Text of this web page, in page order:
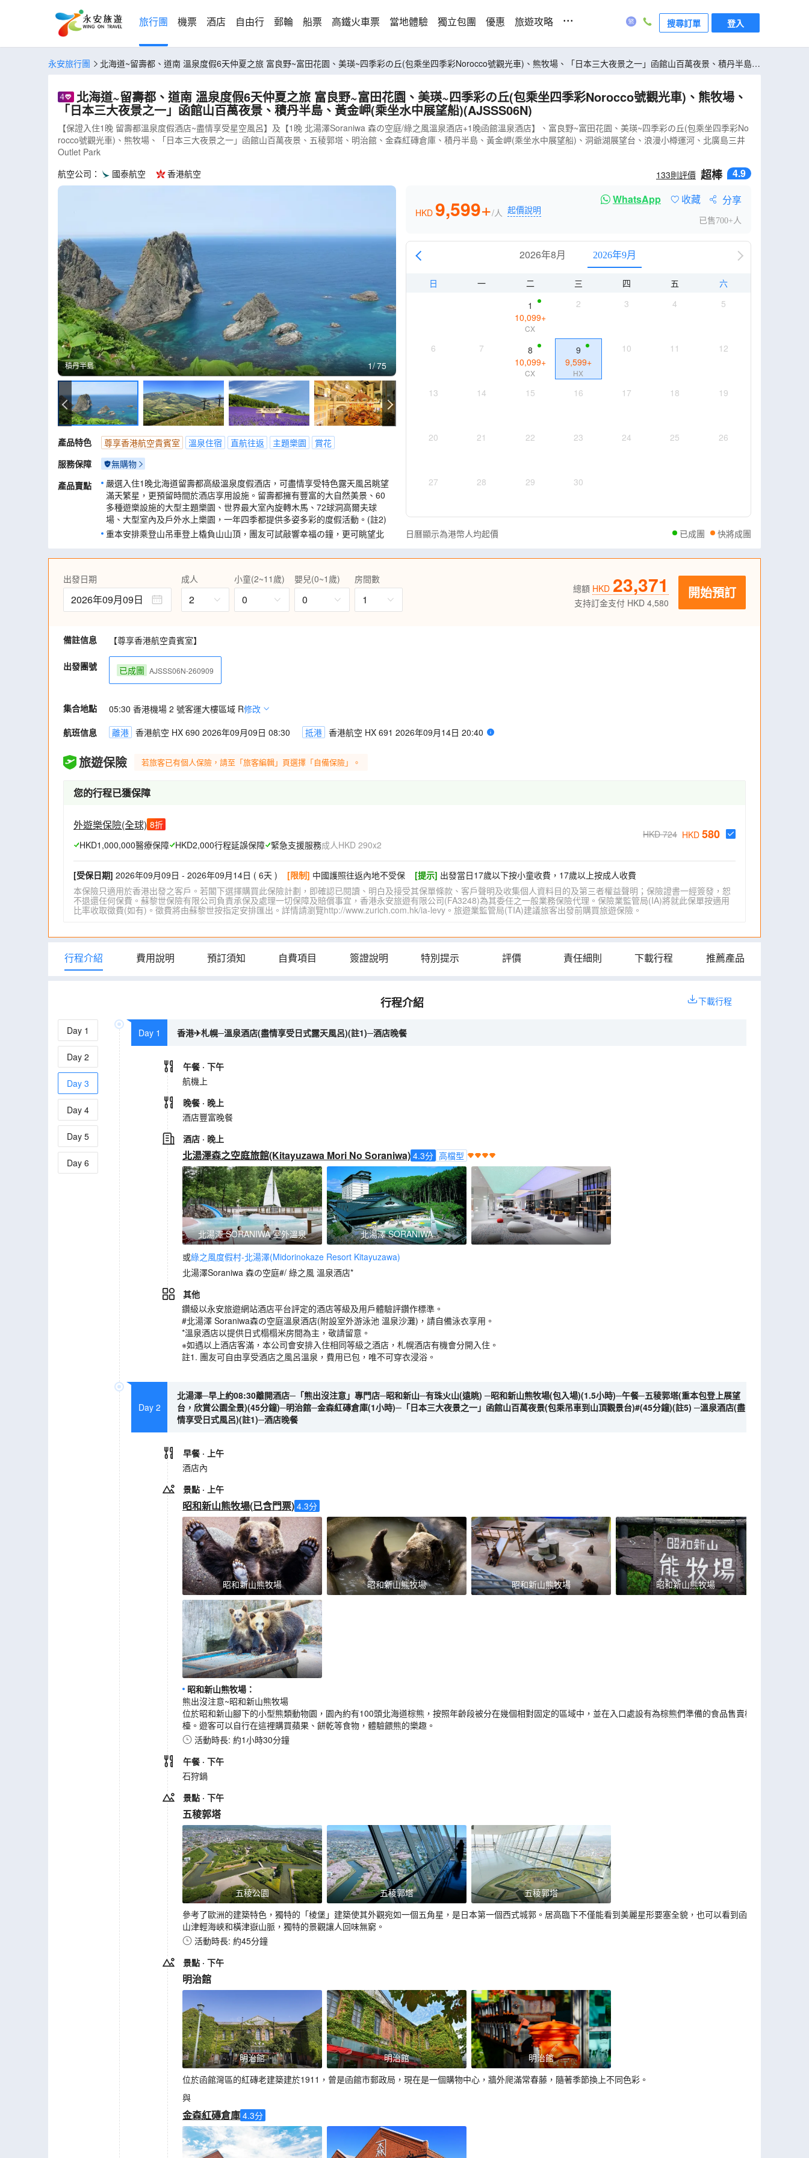
旅行團 機票 酒店 自由行 郵輪 船票 高鐵火車票 當地體驗 獨立包團 優惠 旅遊攻略 ... 搜尋訂單 登入
永安旅行團
北海道~留壽都、道南 溫泉度假6天仲夏之旅 富良野~富田花園、美瑛~四季彩の丘(包乘坐四季彩Norocco號觀光車)、熊牧場、「日本三大夜景之一」函館山百萬夜景、積丹半島、
北海道~留壽都、道南 溫泉度假6天仲夏之旅 富良野~富田花園、美瑛~四季彩の丘(包乘坐四季彩Norocco號觀光車)、熊牧場、
「日本三大夜景之一」函館山百萬夜景、積丹半島、黃金岬(乘坐水中展望船)(AJSSS06N)
【保證入住1晚 留壽都溫泉度假酒店~盡情享受星空風呂】及【1晚 北湯澤Soraniwa 森の空庭/綠之風溫泉酒店+1晚函館溫泉酒店】、富良野~富田花園、美瑛~四季彩の丘(包乘坐四季彩No
rocco號觀光車)、熊牧場、「日本三大夜景之一」函館山百萬夜景、五稜郭塔、明治館、金森紅磚倉庫、積丹半島、黃金岬(乘坐水中展望船)、洞爺湖展望台、浪漫小樽運河、北廣島三井
Outlet Park
航空公司：
國泰航空 香港航空 133則評價 超棒 4.9
積丹半島 1 75
產品特色 尊享香港航空貴賓室 溫泉住宿 直航往返 主題樂園
賞花
服務保障
無購物
產品賣點
嚴選入住1晚北海道留壽都高級溫泉度假酒店，可盡情享受特色露天風呂眺望
滿天繁星，更預留時間於酒店享用設施。留壽都擁有豐富的大自然美景、60
多種遊樂設施的大型主題樂園、世界最大室內旋轉木馬、72球洞高爾夫球
場、大型室內及戶外水上樂園，一年四季都提供多姿多彩的度假活動。(註2)
重本安排乘登山吊車登上橇負山山頂，團友可試敲響幸福の鐘，更可眺望北
酒店的天然溫泉~壽之湯，浸泡於視野開闊長20米寬的露天風呂，兼可飽覽群
連滑水梯(請自備泳衣)、桑拿及洞穴浴池。(註1,2)
重本安排品嚐夕張/富良野蜜瓜(任食放題)，並於餐廳內享用。(註6)
安排入住1晚北湯澤Soraniwa森の空庭或綠之風溫泉酒店，盡情享受日式露天
打卡富田花園、美瑛四季彩の丘花海美景。細心安排乘坐四季彩Norocco號觀
重本安排乘坐「水中展望船」體驗積丹半島「積丹藍」海域與黃金岬壯麗景
觀及登上五稜郭塔 ~登上展望台俯瞰美麗星形要塞全貌，及函館週邊景色。
HKD 9,599+/人 起價說明
WhatsApp 收藏 分享
已售700+人
2026年8月 2026年9月
日 一 二 三 四 五
六
1
10,099+
CX
2 3 4 5
6 7
8
10,099+
CX
9
9,599+
HX
10 11 12
13 14 15 16 17 18 19
20 21 22 23 24 25 26
27 28 29 30
日曆顯示為港幣人均起價 已成團 快將成團
出發日期
2026年09月09日
成人
2
小童(2~11歲)
0
嬰兒(0~1歲)
0
房間數
1
總額 HKD 23,371
支持訂金支付 HKD 4,580
開始預訂
備註信息 【尊享香港航空貴賓室】
出發團號 已成團 AJSSS06N-260909
集合地點 05:30 香港機場 2 號客運大樓區域 R修改
航班信息
離港 香港航空 HX 690 2026年09月09日 08:30 抵港 香港航空 HX 691 2026年09月14日 20:40
旅遊保險 若旅客已有個人保險，請至「旅客編輯」頁選擇「自備保險」。
您的行程已獲保障
外遊樂保險(全球) 8折
HKD1,000,000醫療保障 HKD2,000行程延誤保障 緊急支援服務成人HKD 290x2
HKD 724 HKD 580
[受保日期] 2026年09月09日 - 2026年09月14日 ( 6天 ) [限制] 中國護照往返內地不受保 [提示] 出發當日17歲以下按小童收費，17歲以上按成人收費
本保險只適用於香港出發之客戶。若閣下選擇購買此保險計劃，即確認已閱讀、明白及接受其保單條款、客戶聲明及收集個人資料目的及第三者權益聲明；保險證書一經簽發，恕
不退還任何保費。蘇黎世保險有限公司負責承保及處理一切保障及賠償事宜，香港永安旅遊有限公司(FA3248)為其委任之一般業務保險代理。保險業監管局(IA)將就此保單按適用
比率收取徵費(如有)。徵費將由蘇黎世按指定安排匯出。詳情請瀏覽http://www.zurich.com.hk/ia-levy。旅遊業監管局(TIA)建議旅客出發前購買旅遊保險。
行程介紹 費用說明 預訂須知 自費項目 簽證說明 特別提示 評價 責任細則 下載行程 推薦產品
行程介紹 下載行程
Day 1
Day 2
Day 3
Day 4
Day 5
Day 6
Day 1 香港✈札幌─溫泉酒店(盡情享受日式露天風呂)(註1)─酒店晚餐
午餐 · 下午
航機上
晚餐 · 晚上
酒店豐富晚餐
酒店 · 晚上
北湯澤森之空庭旅館(Kitayuzawa Mori No Soraniwa) 4.3分 高檔型
北湯澤 SORANIWA 室外溫泉
北湯澤 SORANIWA
或綠之風度假村-北湯澤(Midorinokaze Resort Kitayuzawa)
北湯澤Soraniwa 森の空庭#/ 綠之風 溫泉酒店*
其他
鑽級以永安旅遊網站酒店平台評定的酒店等級及用戶體驗評鑽作標準。
#北湯澤 Soraniwa森の空庭溫泉酒店(附設室外游泳池 溫泉沙灘)，請自備泳衣享用。
*溫泉酒店以提供日式榻榻米房間為主，敬請留意。
※如遇以上酒店客滿，本公司會安排入住相同等級之酒店，札幌酒店有機會分開入住。
註1. 團友可自由享受酒店之風呂溫泉，費用已包，唯不可穿衣浸浴。
Day 2
北湯澤─早上約08:30離開酒店─「熊出沒注意」專門店─昭和新山─有珠火山(遠眺) ─昭和新山熊牧場(包入場)(1.5小時)─午餐─五稜郭塔(重本包登上展望
台，欣賞公園全景)(45分鐘)─明治館─金森紅磚倉庫(1小時)─「日本三大夜景之一」函館山百萬夜景(包乘吊車到山頂觀景台)#(45分鐘)(註5) ─溫泉酒店(盡
情享受日式風呂)(註1)─酒店晚餐
早餐 · 上午
酒店內
景點 · 上午
昭和新山熊牧場(已含門票) 4.3分
昭和新山熊牧場 昭和新山熊牧場 昭和新山熊牧場 昭和新山熊牧場
昭和新山熊牧場 ：
熊出沒注意~昭和新山熊牧場
位於昭和新山腳下的小型熊類動物園，園內約有100頭北海道棕熊，按照年齡段被分在幾個相對固定的區域中，並在入口處設有為棕熊們準備的食品售賣櫃
檯。遊客可以自行在這裡購買蘋果、餅乾等食物，體驗餵熊的樂趣。
活動時長: 約1小時30分鐘
午餐 · 下午
石狩鍋
景點 · 下午
五稜郭塔
五稜公園 五稜郭塔
五稜郭塔
參考了歐洲的建築特色，獨特的「棱堡」建築使其外觀宛如一個五角星，是日本第一個西式城郭。居高臨下不僅能看到美麗星形要塞全貌，也可以看到函館
山津輕海峽和橫津嶽山脈，獨特的景觀讓人回味無窮。
活動時長: 約45分鐘
景點 · 下午
明治館
明治館 明治館
明治館
位於函館灣區的紅磚老建築建於1911，曾是函館市郵政局，現在是一個購物中心，牆外爬滿常春藤，隨著季節換上不同色彩。
與
金森紅磚倉庫 4.3分